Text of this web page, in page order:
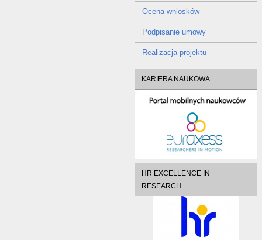
Ocena wniosków
Podpisanie umowy
Realizacja projektu
KARIERA NAUKOWA
HR EXCELLENCE IN
RESEARCH